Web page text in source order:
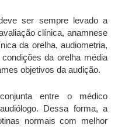
ser sempre levado a
clínica, anamnese
da orelha, audiometria,
da orelha média
objetivos da audição.
entre o médico
Dessa forma, a
normais com melhor